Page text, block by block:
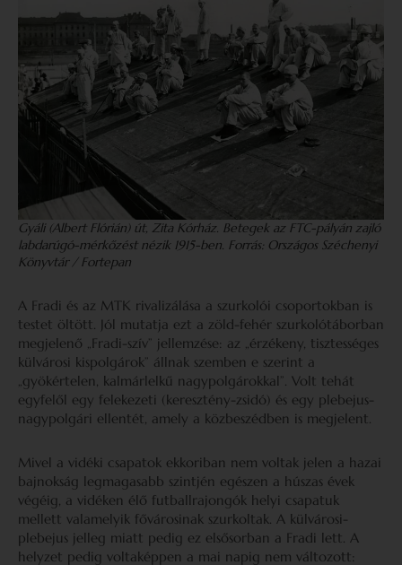
Gyáli (Albert Flórián) út, Zita Kórház. Betegek az FTC-pályán zajló
labdarúgó-mérkőzést nézik 1915-ben. Forrás: Országos Széchenyi
Könyvtár / Fortepan
A Fradi és az MTK rivalizálása a szurkolói csoportokban is
testet öltött. Jól mutatja ezt a zöld-fehér szurkolótáborban
megjelenő „Fradi-szív” jellemzése: az „érzékeny, tisztességes
külvárosi kispolgárok” állnak szemben e szerint a
„gyökértelen, kalmárlelkű nagypolgárokkal”. Volt tehát
egyfelől egy felekezeti (keresztény-zsidó) és egy plebejus-
nagypolgári ellentét, amely a közbeszédben is megjelent.
Mivel a vidéki csapatok ekkoriban nem voltak jelen a hazai
bajnokság legmagasabb szintjén egészen a húszas évek
végéig, a vidéken élő futballrajongók helyi csapatuk
mellett valamelyik fővárosinak szurkoltak. A külvárosi-
plebejus jelleg miatt pedig ez elsősorban a Fradi lett. A
helyzet pedig voltaképpen a mai napig nem változott: